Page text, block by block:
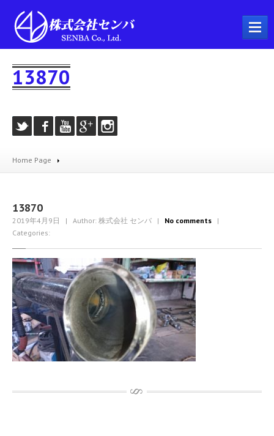
会社概要
プラント工事
製缶工事
機械器具設置工事
とび・土工工事
建築工事
その他、製作・補修工事
アルミTIG溶接動画
開先加工機 RIDGID社製B-500
100A〜無制限 t12.7までと広範囲 動画
従業員資格取得状況
設備環境
最新情報
13870
Home Page
13870
2019年4月9日 | Author: 株式会社 センバ | No comments |
Categories: